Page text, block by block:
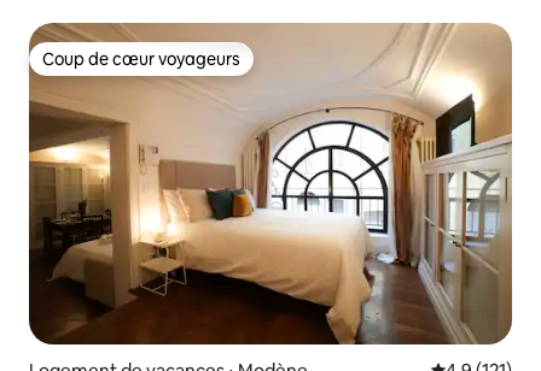
Coup de cœur voyageurs
Coup de cœur voyageurs